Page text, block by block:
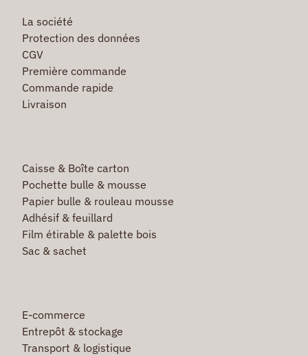
La société
Protection des données
CGV
Première commande
Commande rapide
Livraison
Caisse & Boîte carton
Pochette bulle & mousse
Papier bulle & rouleau mousse
Adhésif & feuillard
Film étirable & palette bois
Sac & sachet
E-commerce
Entrepôt & stockage
Transport & logistique